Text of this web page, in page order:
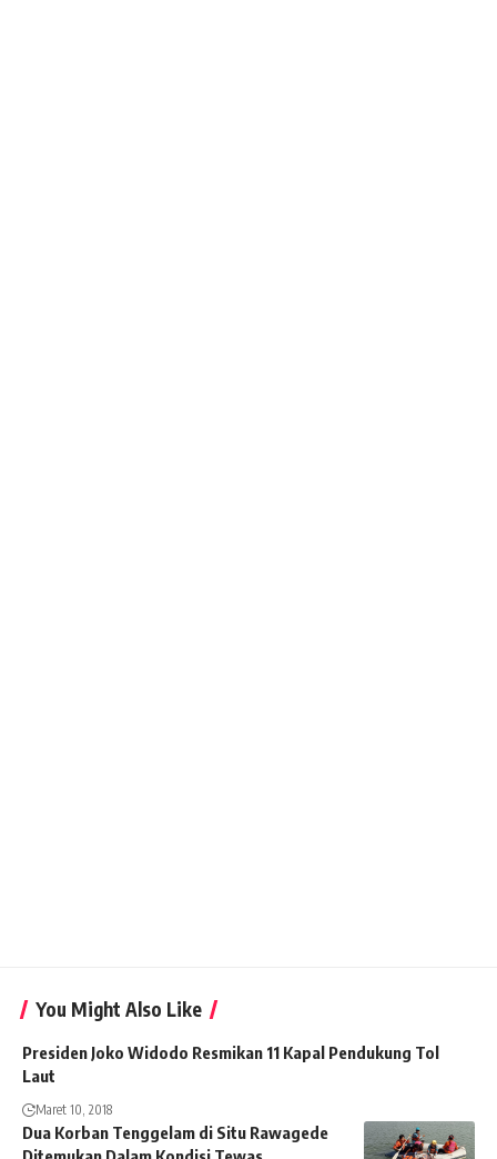
You Might Also Like
Presiden Joko Widodo Resmikan 11 Kapal Pendukung Tol
Laut
Maret 10, 2018
Dua Korban Tenggelam di Situ Rawagede